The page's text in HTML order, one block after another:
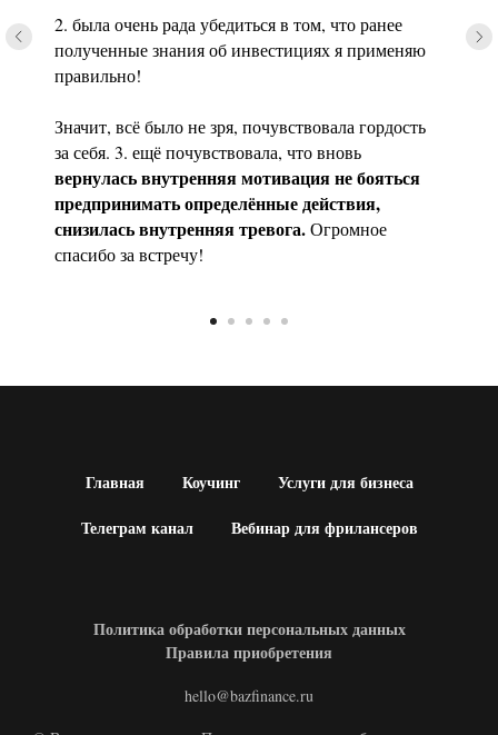
2. была очень рада убедиться в том, что ранее
полученные знания об инвестициях я применяю
правильно!
Значит, всё было не зря, почувствовала гордость
за себя. 3. ещё почувствовала, что вновь
вернулась внутренняя мотивация не бояться
предпринимать определённые действия,
снизилась внутренняя тревога.Огромное
спасибо за встречу!
Главная Коучинг
Услуги для бизнеса
Телеграм канал
Вебинар для фрилансеров
Политика обработки персональных данных
Правила приобретения
hello@bazfinance.ru